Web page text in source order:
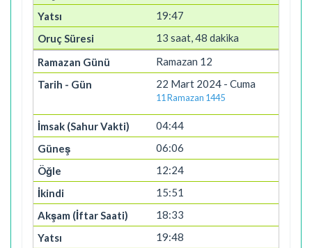
19:47
13 saat, 48 dakika
Ramazan 12
22 Mart 2024 - Cuma
11 Ramazan 1445
04:44
06:06
12:24
15:51
18:33
19:48